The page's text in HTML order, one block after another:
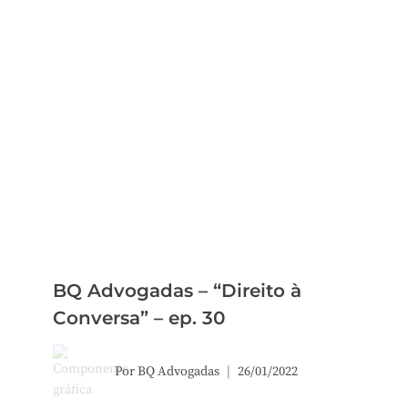
BQ Advogadas – “Direito à
Conversa” – ep. 30
PorBQ Advogadas 26/01/2022